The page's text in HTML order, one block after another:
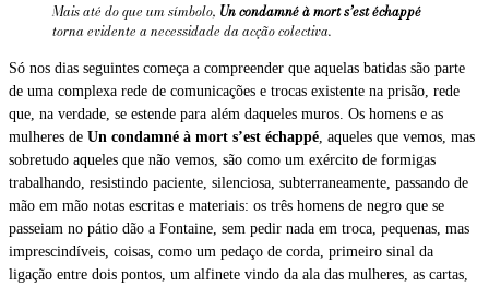
Mais até do que um símbolo, Un condamné à mort s’est échappé
torna evidente a necessidade da acção colectiva.
Só nos dias seguintes começa a compreender que aquelas batidas são parte
de uma complexa rede de comunicações e trocas existente na prisão, rede
que, na verdade, se estende para além daqueles muros. Os homens e as
mulheres de Un condamné à mort s’est échappé , aqueles que vemos, mas
sobretudo aqueles que não vemos, são como um exército de formigas
trabalhando, resistindo paciente, silenciosa, subterraneamente, passando de
mão em mão notas escritas e materiais: os três homens de negro que se
passeiam no pátio dão a Fontaine, sem pedir nada em troca, pequenas, mas
imprescindíveis, coisas, como um pedaço de corda, primeiro sinal da
ligação entre dois pontos, um alfinete vindo da ala das mulheres, as cartas,